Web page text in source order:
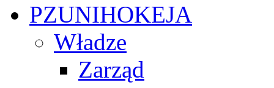
PZUNIHOKEJA
Władze
Zarząd